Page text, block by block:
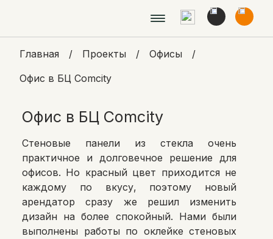
Главная / Проекты / Офисы
/
Офис в БЦ Comcity
Офис в БЦ Comcity
Стеновые панели из стекла очень
практичное и долговечное решение для
офисов. Но красный цвет приходится не
каждому по вкусу, поэтому новый
арендатор сразу же решил изменить
дизайн на более спокойный. Нами были
выполнены работы по оклейке стеновых